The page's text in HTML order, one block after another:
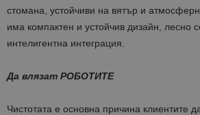
стомана, устойчиви на вятър и
има компактен и устойчив дизайн, лесно
интелигентна интеграция.
Да влязат РОБОТИТЕ
Чистотата е основна причина клиентите